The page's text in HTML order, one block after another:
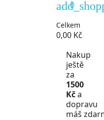
0
Celkem
0,00 Kč
Nakup
ještě
za
1500
Kča
dopravu
máš